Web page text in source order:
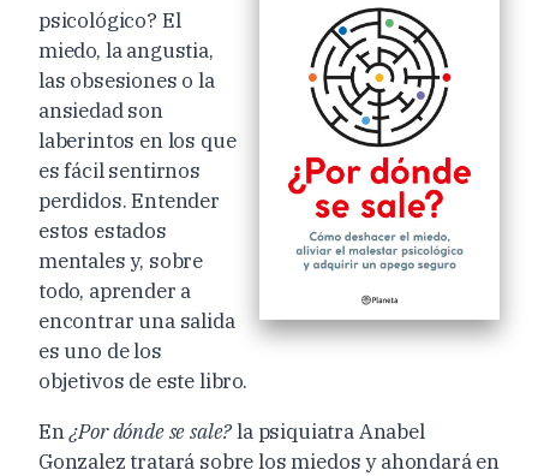
psicológico? El
miedo, la angustia,
las obsesiones o la
ansiedad son
laberintos en los que
es fácil sentirnos
perdidos. Entender
estos estados
mentales y, sobre
todo, aprender a
encontrar una salida
es uno de los
objetivos de este libro.
En¿Por dónde se sale?la psiquiatra Anabel
Gonzalez tratará sobre los miedos y ahondará en